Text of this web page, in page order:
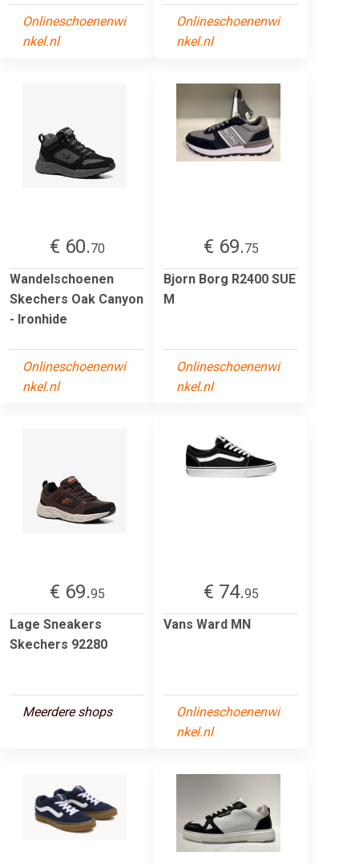
Onlineschoenenwi
nkel.nl
Onlineschoenenwi
nkel.nl
€ 60.70
Wandelschoenen
Skechers Oak Canyon
- Ironhide
Onlineschoenenwi
nkel.nl
€ 69.75
Bjorn Borg R2400 SUE
M
Onlineschoenenwi
nkel.nl
€ 69.95
Lage Sneakers
Skechers 92280
Meerdere shops
€ 74.95
Vans Ward MN
Onlineschoenenwi
nkel.nl